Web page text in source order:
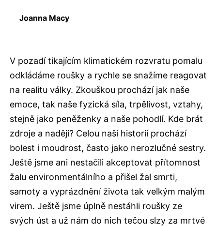
Joanna Macy
V pozadí tikajícím klimatickém rozvratu pomalu
odkládáme roušky a rychle se snažíme reagovat
na realitu války. Zkouškou prochází jak naše
emoce, tak naše fyzická síla, trpělivost, vztahy,
stejně jako peněženky a naše pohodlí. Kde brát
zdroje a naději? Celou naší historií prochází
bolest i moudrost, často jako nerozlučné sestry.
Ještě jsme ani nestačili akceptovat přítomnost
žalu environmentálního a přišel žal smrti,
samoty a vyprázdnění života tak velkým malým
virem. Ještě jsme úplně nestáhli roušky ze
svých úst a už nám do nich tečou slzy za mrtvé